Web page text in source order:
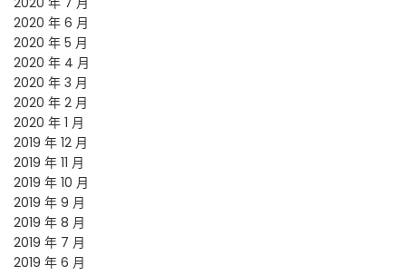
2020 年 6 月
2020 年 5 月
2020 年 4 月
2020 年 3 月
2020 年 2 月
2020 年 1 月
2019 年 12 月
2019 年 11 月
2019 年 10 月
2019 年 9 月
2019 年 8 月
2019 年 7 月
2019 年 6 月